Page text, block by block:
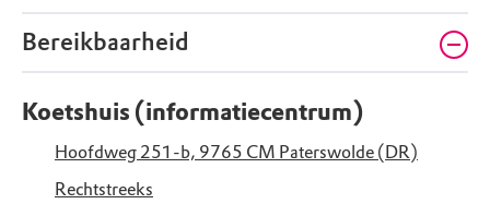
Bereikbaarheid
Koetshuis (informatiecentrum)
Hoofdweg 251-b, 9765 CM Paterswolde (DR)
Rechtstreeks